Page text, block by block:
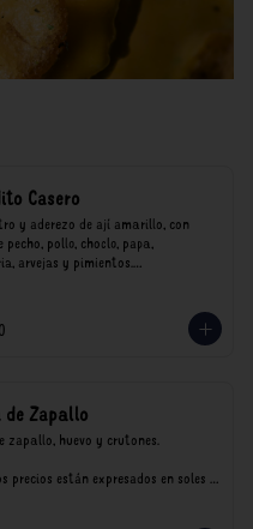
Casero
y aderezo de ají amarillo, con
pecho, pollo, choclo, papa,
arvejas y pimientos.
de ley y recargo al
de Zapallo
zapallo, huevo y crutones.
precios están expresados en soles e